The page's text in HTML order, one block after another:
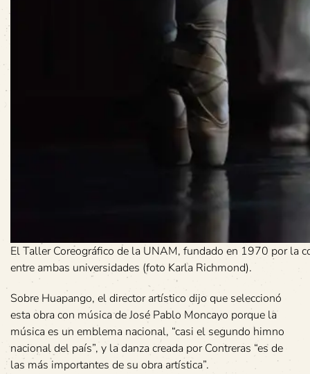
El Taller Coreográfico de la UNAM, fundado en 1970 por la
entre ambas universidades (foto Karla Richmond).
Sobre Huapango, el director artístico dijo que seleccionó
esta obra con música de José Pablo Moncayo porque la
música es un emblema nacional, “casi el segundo himno
nacional del país”, y la danza creada por Contreras “es de
las más importantes de su obra artística”.